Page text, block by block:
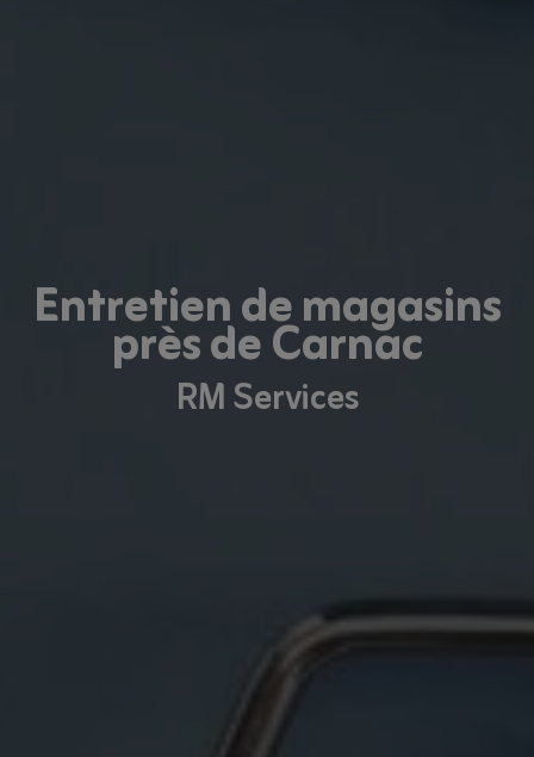
Entretien de magasins
près de Carnac
RM Services